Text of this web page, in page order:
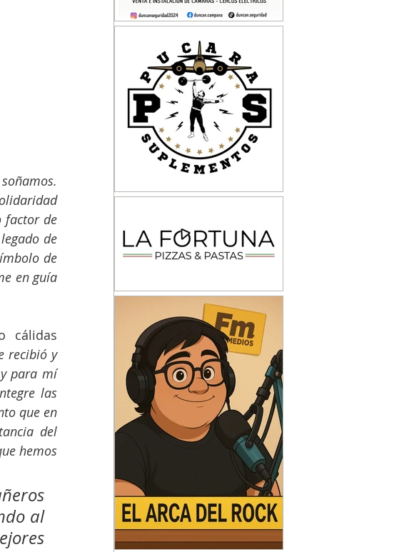
factor de
de
de
en guía
cálidas
recibió y
para mí
las
que en
del
hemos
al